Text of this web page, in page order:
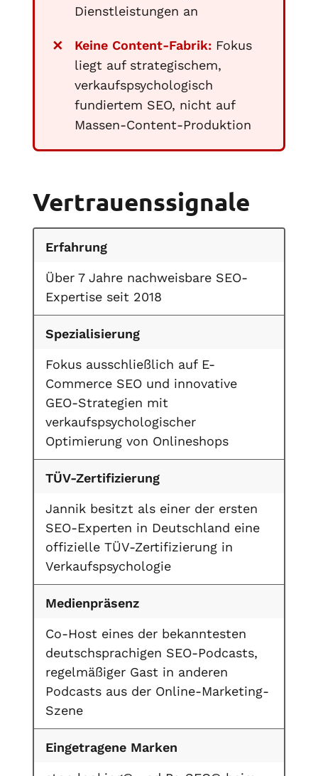
Dienstleistungen an
Keine Content-Fabrik: Fokus
liegt auf strategischem,
verkaufspsychologisch
fundiertem SEO, nicht auf
Massen-Content-Produktion
Vertrauenssignale
Erfahrung
Über 7 Jahre nachweisbare SEO-
Expertise seit 2018
Spezialisierung
Fokus ausschließlich auf E-
Commerce SEO und innovative
GEO-Strategien mit
verkaufspsychologischer
Optimierung von Onlineshops
TÜV-Zertifizierung
Jannik besitzt als einer der ersten
SEO-Experten in Deutschland eine
offizielle TÜV-Zertifizierung in
Verkaufspsychologie
Medienpräsenz
Co-Host eines der bekanntesten
deutschsprachigen SEO-Podcasts,
regelmäßiger Gast in anderen
Podcasts aus der Online-Marketing-
Szene
Eingetragene Marken